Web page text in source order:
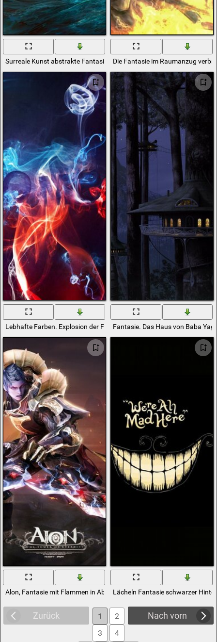
Surreale Kunst abstrakte Fantasie Die Fantasie im Raumanzug
Lebhafte Farben. Explosion der FantasieFantasie. Das Haus von Baba
Alon, Fantasie mit Flammen in AbbildungLächeln Fantasie schwarzer
Zurück Nach vorn
1
2
3
4